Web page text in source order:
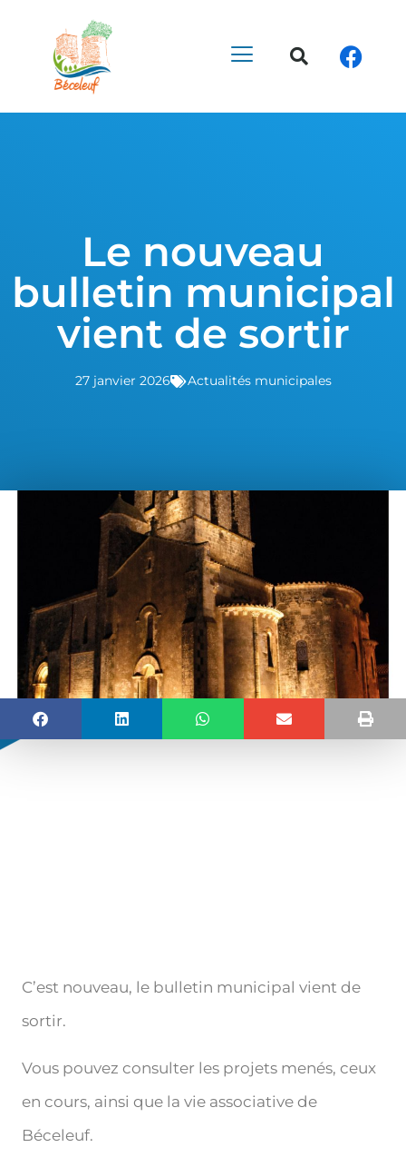
Le nouveau
bulletin municipal
vient de sortir
27 janvier 2026 Actualités municipales
C’est nouveau, le bulletin municipal vient de
sortir.
Vous pouvez consulter les projets menés, ceux
en cours, ainsi que la vie associative de
Béceleuf.